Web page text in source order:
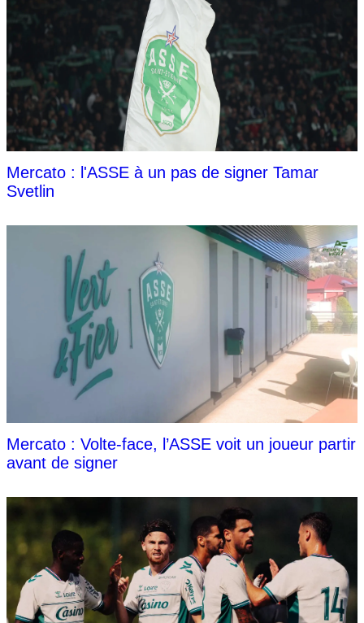
Mercato : l'ASSE à un pas de signer Tamar
Svetlin
Mercato : Volte-face, l’ASSE voit un joueur partir
avant de signer